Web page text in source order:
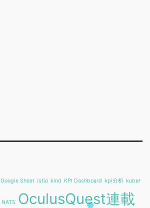
Google Sheet istio kind KPI Dashboard kpi分析 kuber
NATS OculusQuest連載